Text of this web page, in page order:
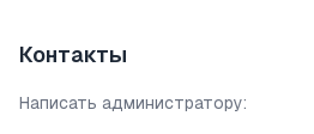
Контакты
Написать администратору: